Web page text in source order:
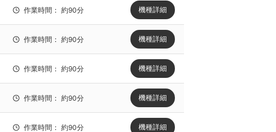
作業時間： 約90分 機種詳細
作業時間： 約90分 機種詳細
作業時間： 約90分 機種詳細
作業時間： 約90分 機種詳細
作業時間： 約90分 機種詳細